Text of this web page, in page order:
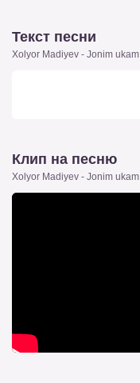
Текст песни
Xolyor Madiyev - Jonim ukam
Клип на песню
Xolyor Madiyev - Jonim ukam